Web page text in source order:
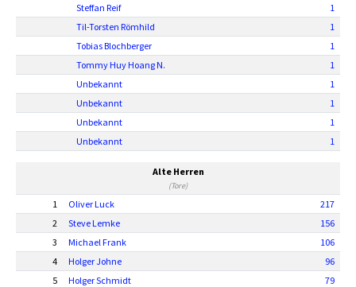
Steffan Reif
1
Til-Torsten Römhild
1
Tobias Blochberger
1
Tommy Huy Hoang N.
1
Unbekannt
1
Unbekannt
1
Unbekannt
1
Unbekannt
1
Alte Herren
(Tore)
1 Oliver Luck
217
2
Steve Lemke
156
3
Michael Frank
106
4
Holger Johne
96
5
Holger Schmidt 79